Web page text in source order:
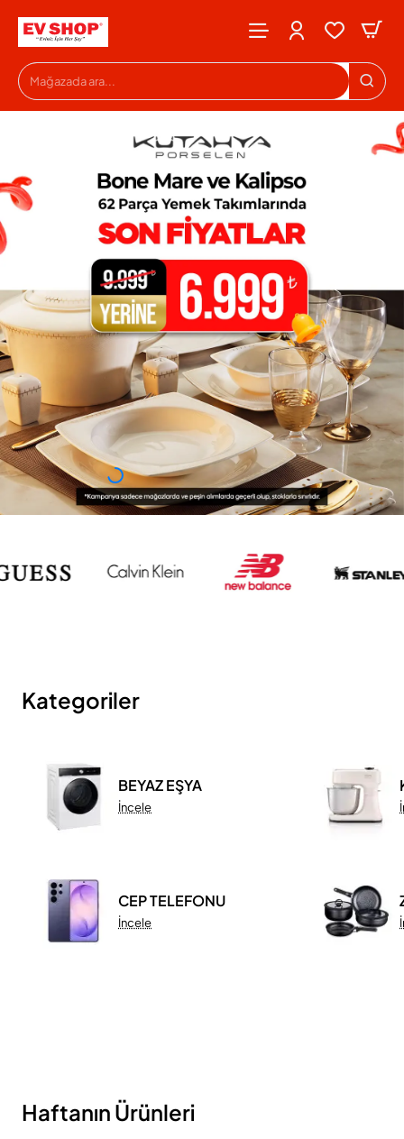
Evshop
Mağazada
ara...
Kategoriler
BEYAZ EŞYA
İncele
CEP TELEFONU
İncele
Haftanın Ürünleri